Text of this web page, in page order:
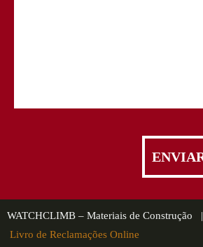
WATCHCLIMB – Materiais de Construção |
Livro de Reclamações Online